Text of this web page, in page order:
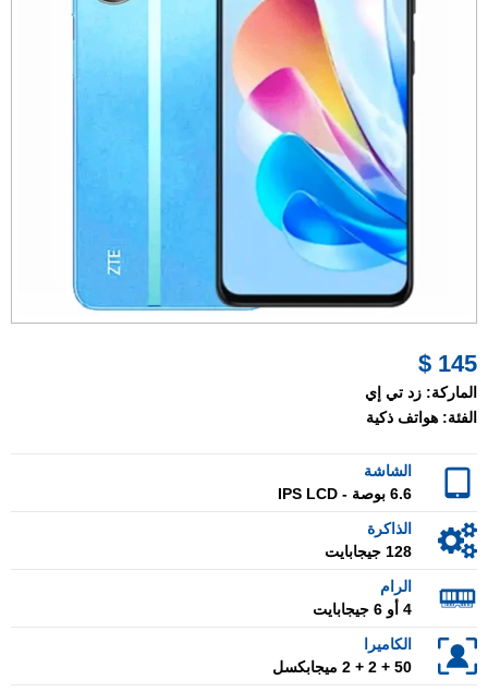
145 $
الماركة: زد تي إي
الفئة: هواتف ذكية
الشاشة
6.6 بوصة - IPS LCD
الذاكرة
128 جيجابايت
الرام
4 أو 6 جيجابايت
الكاميرا
50 + 2 + 2 ميجابكسل